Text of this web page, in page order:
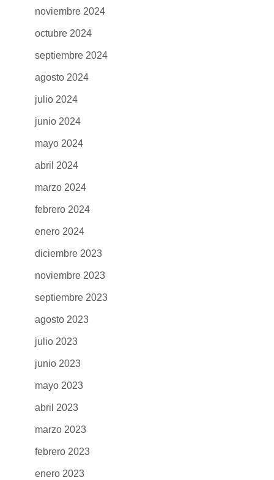
noviembre 2024
octubre 2024
septiembre 2024
agosto 2024
julio 2024
junio 2024
mayo 2024
abril 2024
marzo 2024
febrero 2024
enero 2024
diciembre 2023
noviembre 2023
septiembre 2023
agosto 2023
julio 2023
junio 2023
mayo 2023
abril 2023
marzo 2023
febrero 2023
enero 2023